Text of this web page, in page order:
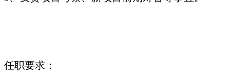
任职要求：